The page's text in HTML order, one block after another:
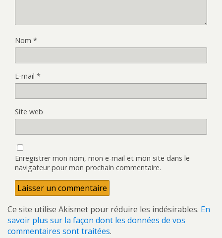
Nom *
E-mail *
Site web
Enregistrer mon nom, mon e-mail et mon site dans le
navigateur pour mon prochain commentaire.
Ce site utilise Akismet pour réduire les indésirables. En
savoir plus sur la façon dont les données de vos
commentaires sont traitées.